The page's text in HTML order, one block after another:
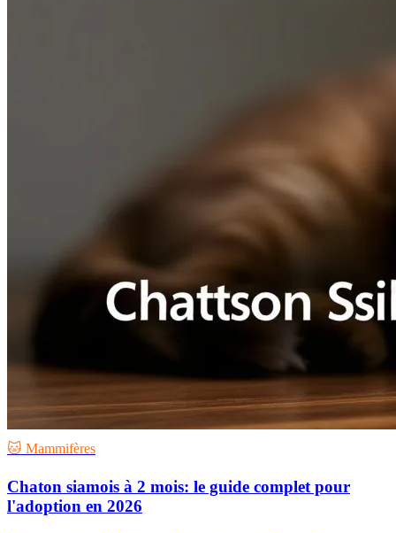
🐱 Mammifères
Chaton siamois à 2 mois: le guide complet pour
l'adoption en 2026